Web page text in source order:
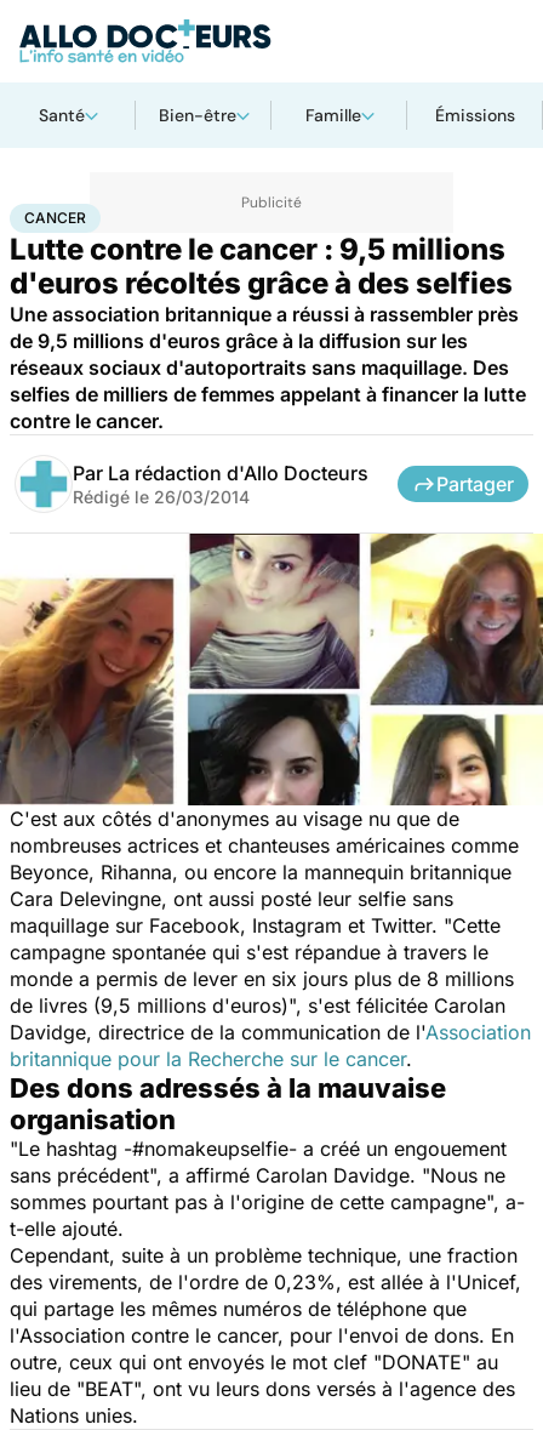
Santé Bien-être Famille Émissions
AccueilSanté Cancer
CANCER
Lutte contre le cancer : 9,5 millions
d'euros récoltés grâce à des selfies
Une association britannique a réussi à rassembler près
de 9,5 millions d'euros grâce à la diffusion sur les
réseaux sociaux d'autoportraits sans maquillage. Des
selfies de milliers de femmes appelant à financer la lutte
contre le cancer.
Par La rédaction d'Allo Docteurs
Rédigé le 26/03/2014
Partager
C'est aux côtés d'anonymes au visage nu que de
nombreuses actrices et chanteuses américaines comme
Beyonce, Rihanna, ou encore la mannequin britannique
Cara Delevingne, ont aussi posté leur selfie sans
maquillage sur Facebook, Instagram et Twitter. "Cette
campagne spontanée qui s'est répandue à travers le
monde a permis de lever en six jours plus de 8 millions
de livres (9,5 millions d'euros)", s'est félicitée Carolan
Davidge, directrice de la communication de l'Association
britannique pour la Recherche sur le cancer.
Des dons adressés à la mauvaise
organisation
"Le hashtag -#nomakeupselfie- a créé un engouement
sans précédent", a affirmé Carolan Davidge. "Nous ne
sommes pourtant pas à l'origine de cette campagne", a-
t-elle ajouté.
Cependant, suite à un problème technique, une fraction
des virements, de l'ordre de 0,23%, est allée à l'Unicef,
qui partage les mêmes numéros de téléphone que
l'Association contre le cancer, pour l'envoi de dons. En
outre, ceux qui ont envoyés le mot clef "DONATE" au
lieu de "BEAT", ont vu leurs dons versés à l'agence des
Nations unies.